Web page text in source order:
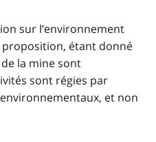
sur l’environnement
proposition, étant donné
la mine sont
sont régies par
et non